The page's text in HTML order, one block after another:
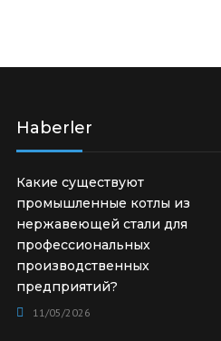
Haberler
Какие существуют
промышленные котлы из
нержавеющей стали для
профессиональных
производственных
предприятий?
11/05/2026